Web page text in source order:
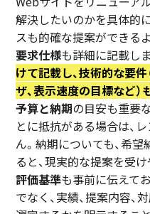
解決したいのかを具体的
スも的確な提案ができる
要求仕様も詳細に記載し
けて記載し、技術的な要
ザ、表示速度の目標など）
予算と納期の目安も重要
とに抵抗がある場合は、
ん。納期についても、希
ると、現実的な提案を受
評価基準も事前に伝えて
でなく、実績、提案内容、